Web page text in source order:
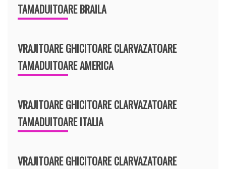
TAMADUITOARE BRAILA
VRAJITOARE GHICITOARE CLARVAZATOARE
TAMADUITOARE AMERICA
VRAJITOARE GHICITOARE CLARVAZATOARE
TAMADUITOARE ITALIA
VRAJITOARE GHICITOARE CLARVAZATOARE